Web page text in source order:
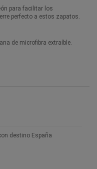
para facilitar los
perfecto a estos zapatos.
de microfibra extraíble.
destino España